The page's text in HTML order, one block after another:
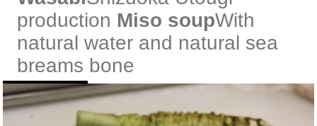
production Miso soupWith
natural water and natural sea
breams bone